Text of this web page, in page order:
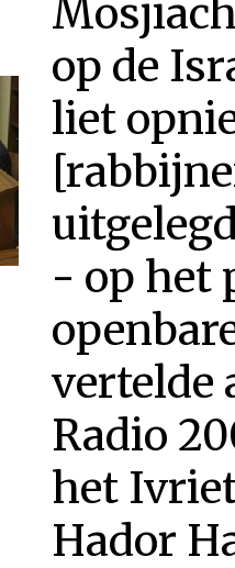
op de
liet
- op het
vertelde
Radio
het
Hador